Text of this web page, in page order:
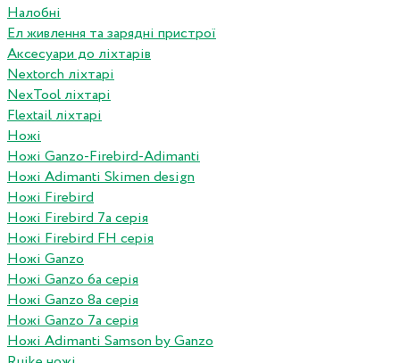
Налобні
Ел живлення та зарядні пристрої
Аксесуари до ліхтарів
Nextorch ліхтарі
NexTool ліхтарі
Flextail ліхтарі
Ножі
Ножі Ganzo-Firebird-Adimanti
Ножі Adimanti Skimen design
Ножі Firebird
Ножі Firebird 7а серія
Ножі Firebird FH серія
Ножі Ganzo
Ножі Ganzo 6а серія
Ножі Ganzo 8а серія
Ножі Ganzo 7а серія
Ножі Adimanti Samson by Ganzo